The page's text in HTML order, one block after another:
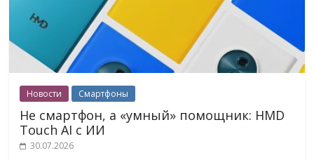
Новости Смартфоны
Не смартфон, а «умный» помощник: HMD
Touch AI с ИИ
30.07.2026